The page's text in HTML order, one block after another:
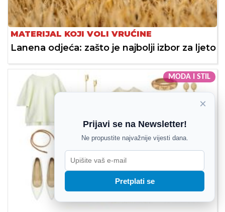
MATERIJAL KOJI VOLI VRUĆINE
Lanena odjeća: zašto je najbolji izbor za ljeto
MODA I STIL
×
Prijavi se na Newsletter!
Ne propustite najvažnije vijesti dana.
Pretplati se